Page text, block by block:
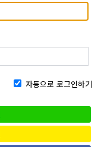
자동으로 로그인하기